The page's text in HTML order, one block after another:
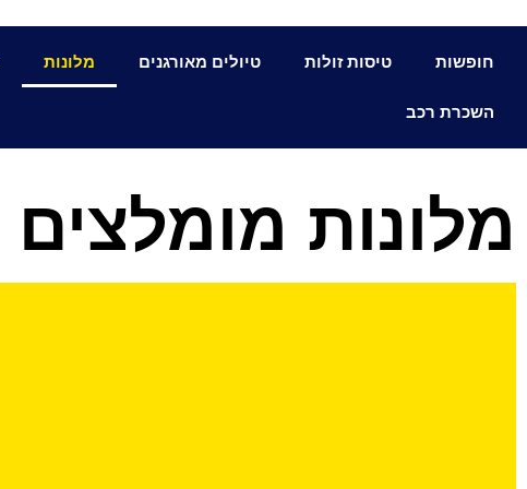
חופשות טיסות זולות טיולים מאורגנים מלונות
השכרת רכב
מלונות מומלצים